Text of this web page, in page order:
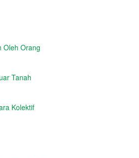
Oleh Orang
Tanah
Kolektif